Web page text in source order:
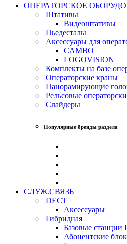
ОПЕРАТОРСКОЕ
Штативы
Видеоштативы
Пьедесталы
Аксессуары для
CAMBO
LOGOVISION
Комплекты на базе
Операторские краны
Панорамирующие
Рельсовые
Слайдеры
Популярные бренды раздела
СЛУЖ.СВЯЗЬ
DECT
Аксессуары
Гибридная
Базовые станции
Абонентские